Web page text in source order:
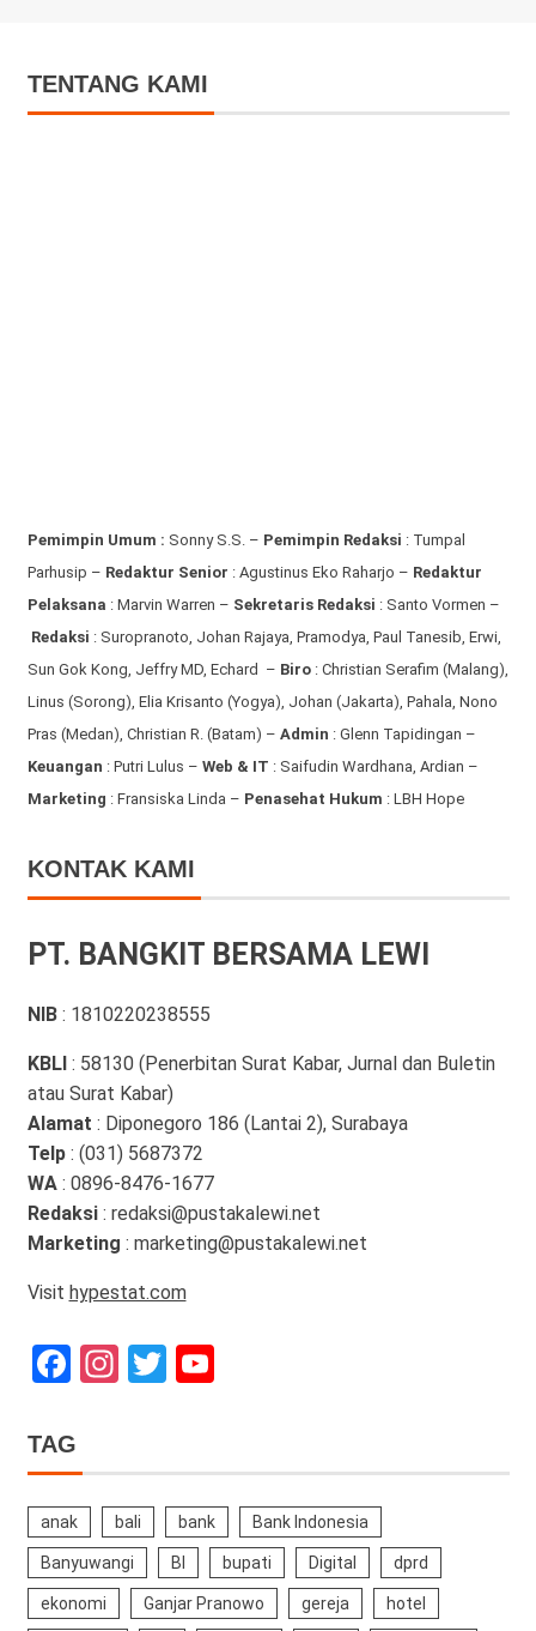
TENTANG KAMI
Pemimpin Umum : Sonny S.S. – Pemimpin Redaksi : Tumpal
Parhusip – Redaktur Senior : Agustinus Eko Raharjo – Redaktur
Pelaksana : Marvin Warren – Sekretaris Redaksi : Santo Vormen –
Redaksi : Suropranoto, Johan Rajaya, Pramodya, Paul Tanesib, Erwi,
Sun Gok Kong, Jeffry MD, Echard – Biro: Christian Serafim (Malang),
Linus (Sorong), Elia Krisanto (Yogya), Johan (Jakarta), Pahala, Nono
Pras (Medan), Christian R. (Batam) – Admin : Glenn Tapidingan –
Keuangan : Putri Lulus – Web & IT : Saifudin Wardhana, Ardian –
Marketing : Fransiska Linda – Penasehat Hukum : LBH Hope
KONTAK KAMI
PT. BANGKIT BERSAMA LEWI
NIB : 1810220238555
KBLI : 58130 (Penerbitan Surat Kabar, Jurnal dan Buletin
atau Surat Kabar)
Alamat : Diponegoro 186 (Lantai 2), Surabaya
Telp: (031) 5687372
WA: 0896-8476-1677
Redaksi: redaksi@pustakalewi.net
Marketing : marketing@pustakalewi.net
Visit hypestat.com
Facebook
Instagram
TwitterYouTube
TAG
anak bali bank Bank Indonesia
Banyuwangi BI bupati Digital dprd
ekonomi Ganjar Pranowo gereja hotel